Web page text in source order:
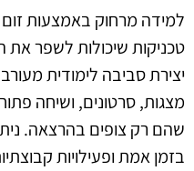
למידה מרחוק באמצעות
טכניקות שיכולות לשפר את
יצירת סביבה לימודית
מצגות, סרטונים, ושיחה
שהם רק צופים בהרצאה.
בזמן אמת ופעילויות